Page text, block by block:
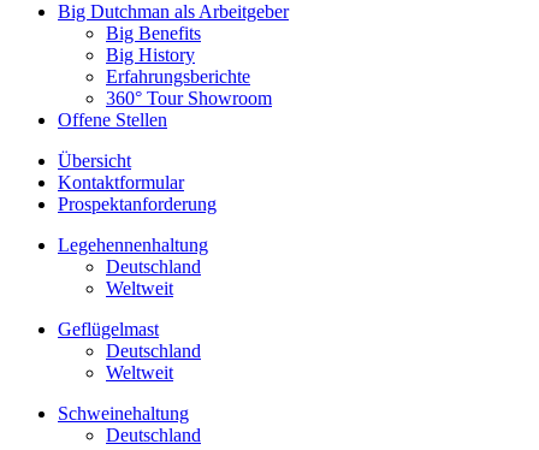
Big Dutchman als Arbeitgeber
Big Benefits
Big History
Erfahrungsberichte
360° Tour Showroom
Offene Stellen
Übersicht
Kontaktformular
Prospektanforderung
Legehennenhaltung
Deutschland
Weltweit
Geflügelmast
Deutschland
Weltweit
Schweinehaltung
Deutschland